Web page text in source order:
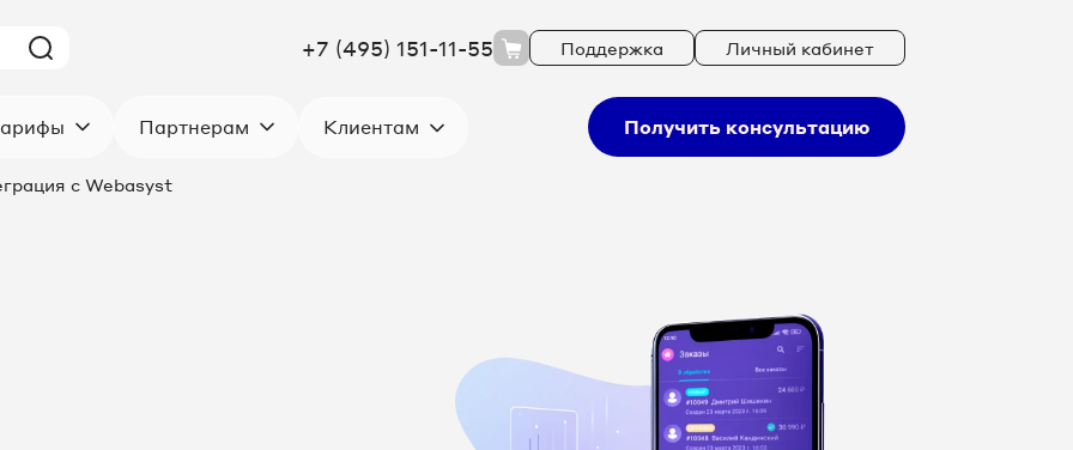
+7 (495) 151-11-55 Поддержка Личный кабинет
Партнерам Клиентам Получить консультацию
с Webasyst